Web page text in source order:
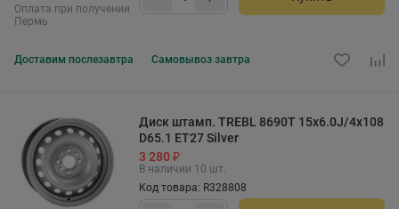
Оплата при получении
Пермь
Доставим послезавтра Самовывоз завтра
Диск штамп. TREBL 8690T 15x6.0J/4x108
D65.1 ET27 Silver
3 280 ₽
В наличии 10 шт.
Код товара: R328808